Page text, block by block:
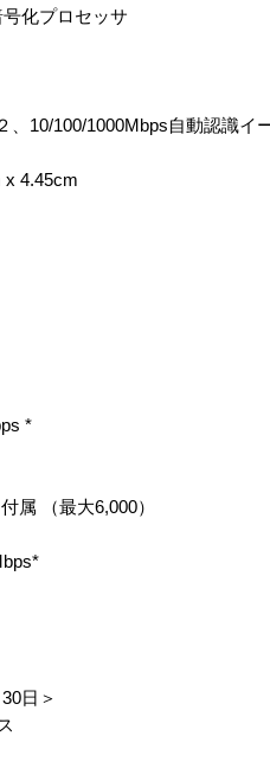
化プロセッサ
10/100/1000Mbps自動認識イ
x 4.45cm
*
属 （最大6,000）
日＞